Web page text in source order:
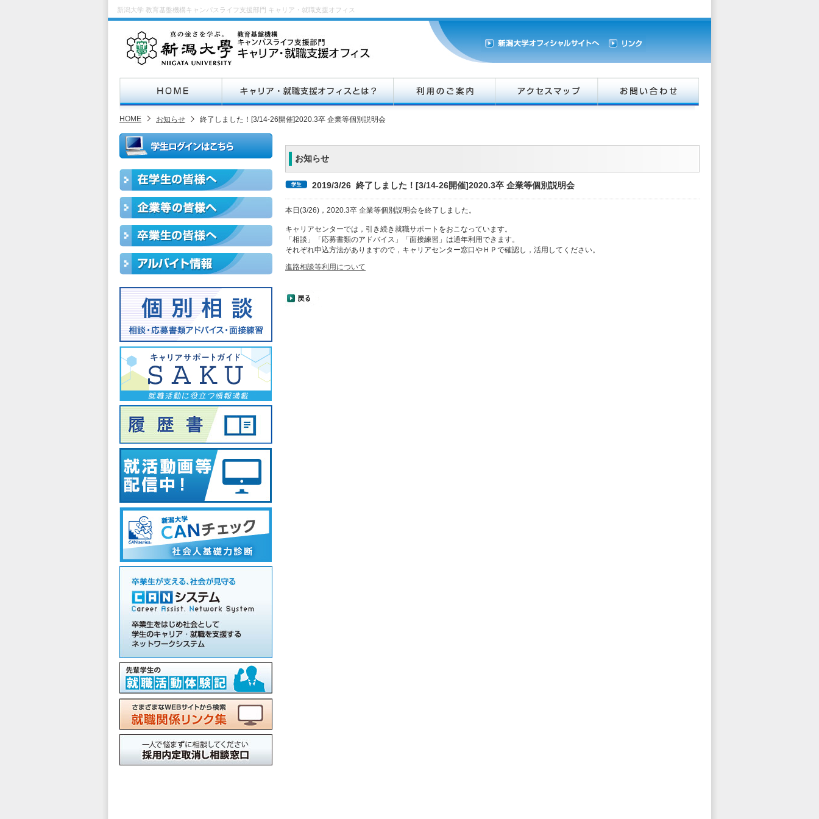
新潟大学 教育基盤機構キャンパスライフ支援部門 キャリア・就職支援オフィス
HOME お知らせ 終了しました！[3/14-26開催]2020.3卒 企業等個別説明会
お知らせ
2019/3/26 終了しました！[3/14-26開催]2020.3卒 企業等個別説明会
本日(3/26)，2020.3卒 企業等個別説明会を終了しました。
キャリアセンターでは，引き続き就職サポートをおこなっています。
「相談」「応募書類のアドバイス」「面接練習」は通年利用できます。
それぞれ申込方法がありますので，キャリアセンター窓口やＨＰで確認し，活用してください。
進路相談等利用について